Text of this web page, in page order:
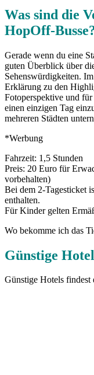
Was sind die
HopOff-
Gerade wenn du eine
guten Überblick über
Sehenswürdigkeiten.
Erklärung zu den
Fotoperspektive und
einen einzigen Tag
mehreren Städten
*Werbung
Fahrzeit: 1,5 Stunden
Preis: 20 Euro für
vorbehalten)
Bei dem 2-Tagesticket
enthalten.
Für Kinder gelten
Wo bekomme ich das
Günstige
Günstige Hotels